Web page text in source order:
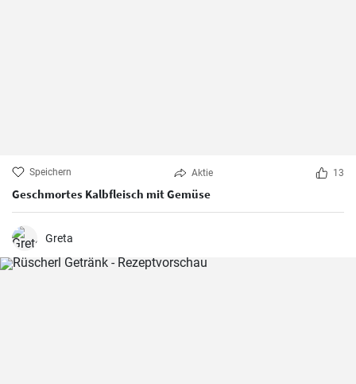
Speichern Aktie 13
Geschmortes Kalbfleisch mit Gemüse
Greta